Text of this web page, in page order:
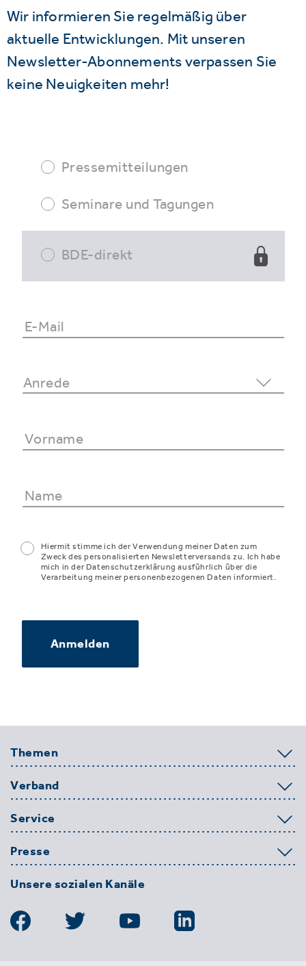
Wir informieren Sie regelmäßig über
aktuelle Entwicklungen. Mit unseren
Newsletter-Abonnements verpassen Sie
keine Neuigkeiten mehr!
Pressemitteilungen
Seminare und Tagungen
BDE-direkt
Hiermit stimme ich der Verwendung meiner Daten zum
Zweck des personalisierten Newsletterversands zu. Ich habe
mich in der Datenschutzerklärung ausführlich über die
Verarbeitung meiner personenbezogenen Daten informiert.
Anmelden
Themen
Verband
Service
Presse
Unsere sozialen Kanäle